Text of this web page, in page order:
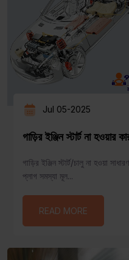
Jul 05-2025
গাড়ির ইঞ্জিন স্টার্ট না হওয়ার
গাড়ির ইঞ্জিন স্টার্ট/চালু না হওয়া
প্লাগ সমস্যা মূল...
READ MORE